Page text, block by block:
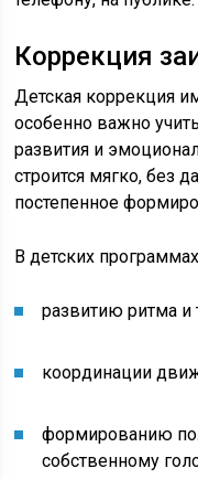
Коррекция
Детская коррекция
особенно важно
развития и
строится мягко, без
постепенное
В детских
развитию ритма и
координации
формированию
собственному